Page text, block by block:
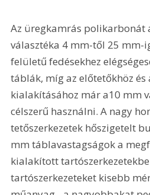
Az üregkamrás polikarbonát
választéka 4 mm-től 25 mm-
felületű fedésekhez
táblák, míg az előtetőkhöz
kialakításához már a10 mm
célszerű használni. A nagy
tetőszerkezetek hőszigetelt
mm táblavastagságok a
kialakított
tartószerkezeteket kisebb